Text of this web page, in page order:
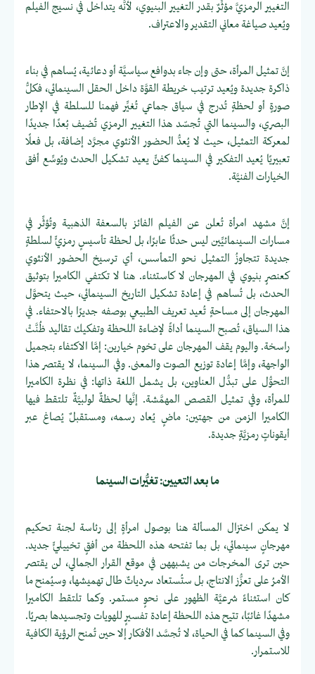
التغيير الرمزيَّ مؤثِّرٌ بقدر التغيير البنيوي، لأنَّه يتداخل في نسيج الفيلم
ويُعيد صياغة معاني التقدير والاعتراف.
إنَّ تمثيل المرأة، حتى وإن جاء بدوافع سياسيَّة أو دعائية، يُساهم في بناء
ذاكرة جديدة ويُعيد ترتيب خريطة القوَّة داخل الحقل السينمائي، فكلُّ
صورةٍ أو لحظةٍ تُدرج في سياق جماعي تُغيِّر فهمنا للسلطة في الإطار
البصري، والسينما التي تُجسّد هذا التغيير الرمزي تُضيف بُعدًا جديدًا
لمعركة التمثيل، حيث لا يُعدُّ الحضور الأنثوي مجرَّد إضافة، بل فعلًا
تعبيريًا يُعيد التفكير في السينما كفنٍّ يعيد تشكيل الحدث ويُوسِّع أفق
الخيارات الفنيَّة.
إنَّ مشهد امرأة تُعلن عن الفيلم الفائز بالسعفة الذهبية وتُؤثِّر في
مسارات السينمائيِّين ليس حدثًا عابرًا، بل لحظة تأسيسٍ رمزيٍّ لسلطةٍ
جديدة تتجاوزُ التمثيل نحو التمأسس، أي ترسيخ الحضور الأنثوي
كعنصرٍ بنيوي في المهرجان لا كاستثناء. هنا لا تكتفي الكاميرا بتوثيق
الحدث، بل تُساهم في إعادة تشكيل التاريخ السينمائي، حيث يتحوَّل
المهرجان إلى مساحةٍ تُعيد تعريف الطبيعي بوصفه جديرًا بالاحتفاء. في
هذا السياق، تُصبح السينما أداةً لإضاءة اللحظة وتفكيك تقاليد ظُنَّتْ
راسخة. واليوم يقف المهرجان على تخوم خيارين: إمَّا الاكتفاء بتجميل
الواجهة، وإمَّا إعادة توزيع الصوت والمعنى. وفي السينما، لا يقتصر هذا
التحوُّل على تبدُّل العناوين، بل يشمل اللغة ذاتها: في نظرة الكاميرا
للمرأة، وفي تمثيل القصص المهمَّشة. إنَّها لحظةٌ لولبيَّةٌ تلتقط فيها
الكاميرا الزمن من جهتين: ماضٍ يُعاد رسمه، ومستقبلٌ يُصاغ عبر
أيقوناتٍ رمزيَّةٍ جديدة.
ما بعد التعيين: تغيُّرات السينما
لا يمكن اختزال المسألة هنا بوصول امرأةٍ إلى رئاسة لجنة تحكيم
مهرجانٍ سينمائي، بل بما تفتحه هذه اللحظة من أفقٍ تخييليٍّ جديد.
حين ترى المخرجات من يشبههن في موقع القرار الجمالي، لن يقتصر
الأمرُ على تعزُّز الانتاج، بل ستُستعاد سردياتٌ طال تهميشها، وسيُمنح ما
كان استثناءً شرعيَّة الظهور على نحوٍ مستمر. وكما تلتقط الكاميرا
مشهدًا غائبًا، تتيح هذه اللحظة إعادة تفسيرٍ للهويات وتجسيدها بصريًا.
وفي السينما كما في الحياة، لا تُجسَّد الأفكار إلا حين تُمنح الرؤية الكافية
للاستمرار.